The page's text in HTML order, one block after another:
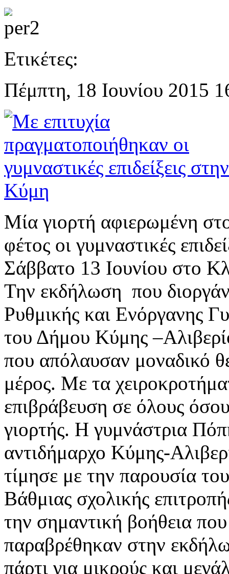
Ετικέτες:
Πέμπτη, 18 Ιουνίου 2015
Μία γιορτή αφιερωμένη
φέτος οι γυμναστικές
Σάββατο 13 Ιουνίου στο
Την εκδήλωση που
Ρυθμικής και Ενόργανης
του Δήμου Κύμης
που απόλαυσαν μοναδικό
μέρος. Με τα
επιβράβευση σε όλους
γιορτής. Η γυμνάστρια
αντιδήμαρχο Κύμης-
τίμησε με την παρουσία
Βάθμιας σχολικής
την σημαντική βοήθεια
παραβρέθηκαν στην
πάρτι για μικρούς και